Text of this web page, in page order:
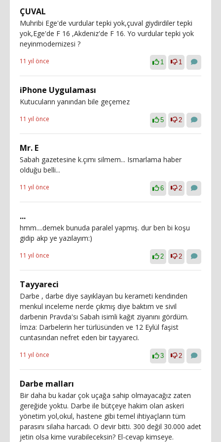
ÇUVAL
Muhribi Ege'de vurdular tepki yok,çuval giydirdiler tepki
yok,Ege'de F 16 ,Akdeniz'de F 16. Yo vurdular tepki yok
neyinmodernizesi ?
11 yıl önce 1 1
iPhone Uygulaması
Kutucuların yanından bile geçemez
11 yıl önce 5 2
Mr. E
Sabah gazetesine k.çımı silmem... Ismarlama haber
olduğu belli...
11 yıl önce 6 2
...
hmm....demek bunuda paralel yapmış. dur ben bi koşu
gidip akp ye yazılayım:)
11 yıl önce 2 2
Tayyareci
Darbe , darbe diye sayıklayan bu kerameti kendinden
menkul inceleme nerde çıkmış diye baktım ve sivil
darbenin Pravda'sı Sabah isimli kağıt ziyanını gördüm.
İmza: Darbelerin her türlüsünden ve 12 Eylül faşist
cuntasından nefret eden bir tayyareci.
11 yıl önce 3 2
Darbe malları
Bir daha bu kadar çok uçağa sahip olmayacağız zaten
gereğide yoktu. Darbe ile bütçeye hakim olan askeri
yönetim yol,okul, hastene gibi temel ihtiyaçların tüm
parasını silaha harcadı. O devir bitti. 300 değil 30.000 adet
jetin olsa kime vurabileceksin? El-cevap kimseye.